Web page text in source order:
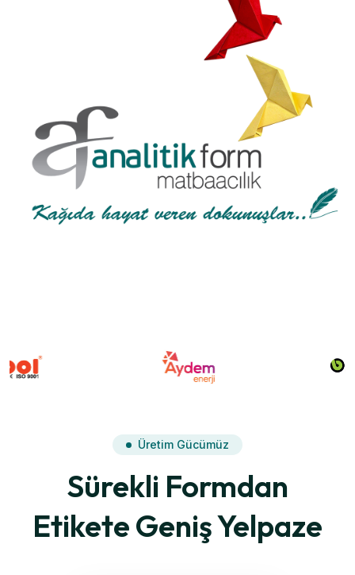
Üretim Gücümüz
Sürekli Formdan
Etikete Geniş Yelpaze